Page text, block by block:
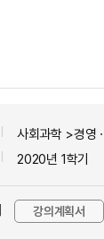
사회과학 >경영
2020년 1학기
강의계획서